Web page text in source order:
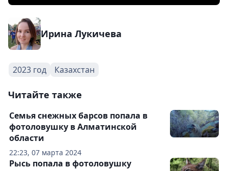
Ирина Лукичева
2023 год Казахстан
Читайте также
22:23, 07 марта 2024
Семья снежных барсов попала в
фотоловушку в Алматинской
области
Рысь попала в фотоловушку